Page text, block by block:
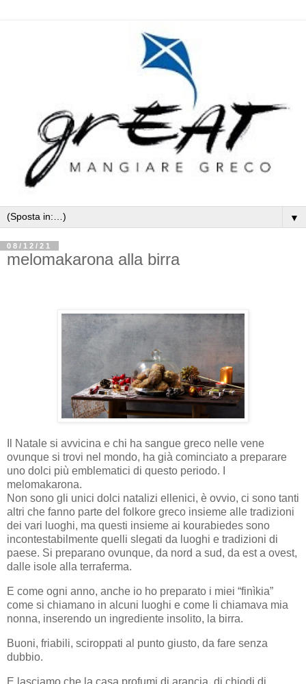
▼
08/12/21
melomakarona alla birra
Il Natale si avvicina e chi ha sangue greco nelle vene
ovunque si trovi nel mondo, ha già cominciato a preparare
uno dolci più emblematici di questo periodo. I
melomakarona.
Non sono gli unici dolci natalizi ellenici, è ovvio, ci sono tanti
altri che fanno parte del folkore greco insieme alle tradizioni
dei vari luoghi, ma questi insieme ai kourabiedes sono
incontestabilmente quelli slegati da luoghi e tradizioni di
paese. Si preparano ovunque, da nord a sud, da est a ovest,
dalle isole alla terraferma.
E come ogni anno, anche io ho preparato i miei “finìkia”
come si chiamano in alcuni luoghi e come li chiamava mia
nonna, inserendo un ingrediente insolito, la birra.
Buoni, friabili, sciroppati al punto giusto, da fare senza
dubbio.
E lasciamo che la casa profumi di arancia, di chiodi di